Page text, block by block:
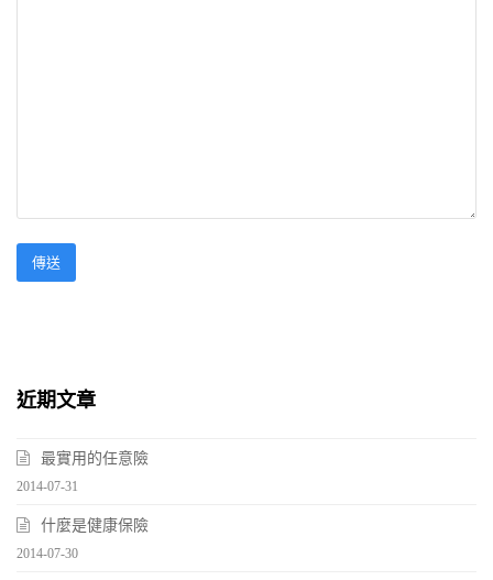
近期文章
最實用的任意險
2014-07-31
什麼是健康保險
2014-07-30